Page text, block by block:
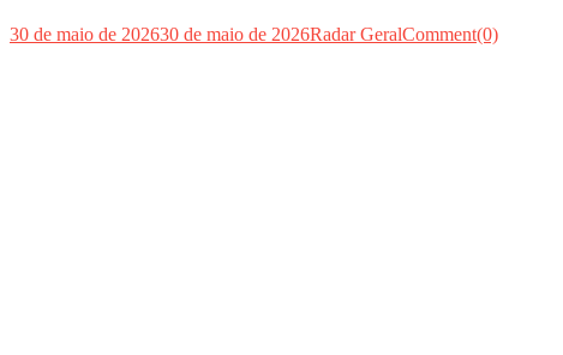
30 de maio de 202630 de maio de 2026Radar GeralComment(0)